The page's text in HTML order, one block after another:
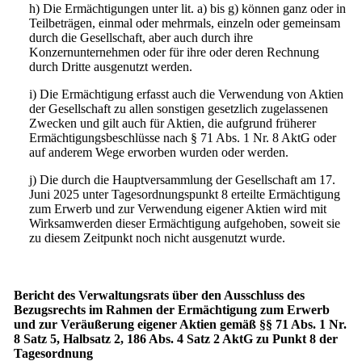
h) Die Ermächtigungen unter lit. a) bis g) können ganz oder in
Teilbeträgen, einmal oder mehrmals, einzeln oder gemeinsam
durch die Gesellschaft, aber auch durch ihre
Konzernunternehmen oder für ihre oder deren Rechnung
durch Dritte ausgenutzt werden.
i) Die Ermächtigung erfasst auch die Verwendung von Aktien
der Gesellschaft zu allen sonstigen gesetzlich zugelassenen
Zwecken und gilt auch für Aktien, die aufgrund früherer
Ermächtigungsbeschlüsse nach § 71 Abs. 1 Nr. 8 AktG oder
auf anderem Wege erworben wurden oder werden.
j) Die durch die Hauptversammlung der Gesellschaft am 17.
Juni 2025 unter Tagesordnungspunkt 8 erteilte Ermächtigung
zum Erwerb und zur Verwendung eigener Aktien wird mit
Wirksamwerden dieser Ermächtigung aufgehoben, soweit sie
zu diesem Zeitpunkt noch nicht ausgenutzt wurde.
Bericht des Verwaltungsrats über den Ausschluss des
Bezugsrechts im Rahmen der Ermächtigung zum Erwerb
und zur Veräußerung eigener Aktien gemäß §§ 71 Abs. 1 Nr.
8 Satz 5, Halbsatz 2, 186 Abs. 4 Satz 2 AktG zu Punkt 8 der
Tagesordnung